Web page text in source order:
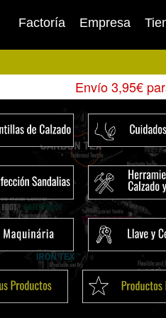
Factoría Empresa
Envío 3,95€